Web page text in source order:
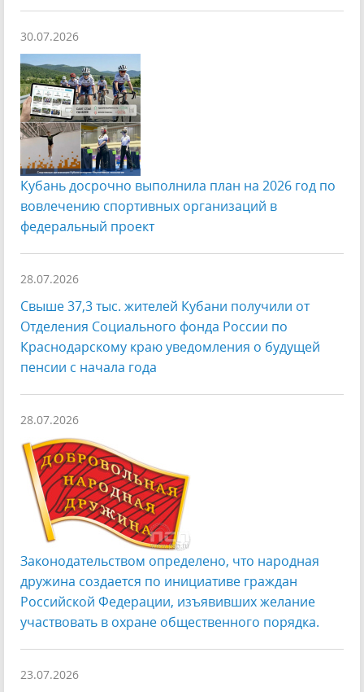
30.07.2026
Кубань досрочно выполнила план на 2026 год по
вовлечению спортивных организаций в
федеральный проект
28.07.2026
Свыше 37,3 тыс. жителей Кубани получили от
Отделения Социального фонда России по
Краснодарскому краю уведомления о будущей
пенсии с начала года
28.07.2026
Законодательством определено, что народная
дружина создается по инициативе граждан
Российской Федерации, изъявивших желание
участвовать в охране общественного порядка.
23.07.2026